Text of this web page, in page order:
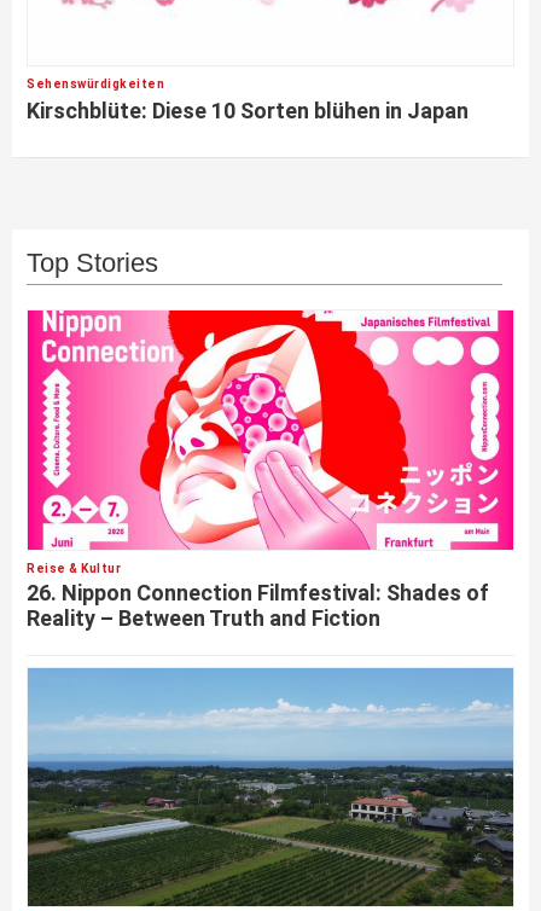
Sehenswürdigkeiten
Kirschblüte: Diese 10 Sorten blühen in Japan
Top Stories
Reise & Kultur
26. Nippon Connection Filmfestival: Shades of
Reality – Between Truth and Fiction